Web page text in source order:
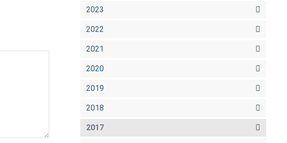
2023
2022
2021
2020
2019
2018
2017